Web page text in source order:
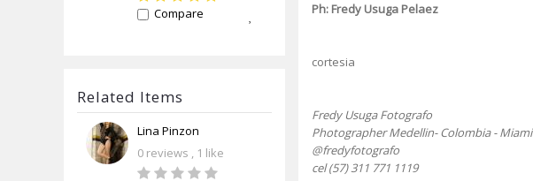
Compare
Related Items
Lina Pinzon
0 reviews
, 1 like
Ph: Fredy Usuga Pelaez
cortesia
Fredy Usuga Fotografo
Photographer Medellin- Colombia - Miami
@fredyfotografo
cel (57) 311 771 1119